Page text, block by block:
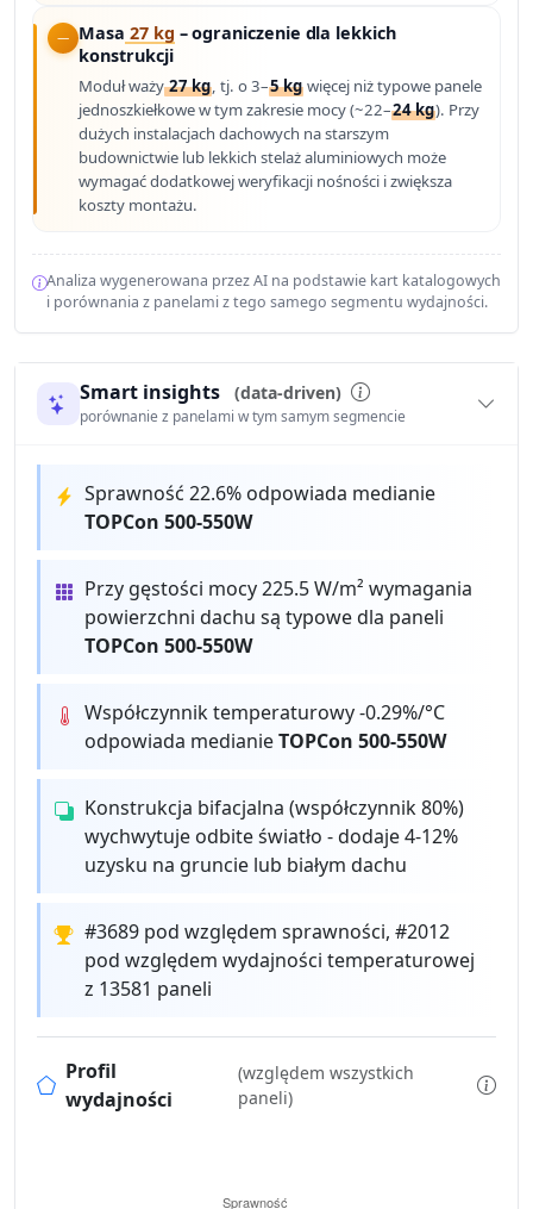
Masa 27 kg – ograniczenie dla lekkich
konstrukcji
Moduł waży27 kg, tj. o 3–5 kg więcej niż typowe panele
jednoszkiełkowe w tym zakresie mocy (~22–24 kg). Przy
dużych instalacjach dachowych na starszym
budownictwie lub lekkich stelaż aluminiowych może
wymagać dodatkowej weryfikacji nośności i zwiększa
koszty montażu.
Analiza wygenerowana przez AI na podstawie kart katalogowych
i porównania z panelami z tego samego segmentu wydajności.
Smart insights (data-driven)
porównanie z panelami w tym samym segmencie
Sprawność 22.6% odpowiada medianie
TOPCon 500-550W
Przy gęstości mocy 225.5 W/m² wymagania
powierzchni dachu są typowe dla paneli
TOPCon 500-550W
Współczynnik temperaturowy -0.29%/°C
odpowiada medianieTOPCon 500-550W
Konstrukcja bifacjalna (współczynnik 80%)
wychwytuje odbite światło - dodaje 4-12%
uzysku na gruncie lub białym dachu
#3689 pod względem sprawności, #2012
pod względem wydajności temperaturowej
z 13581 paneli
Profil
wydajności
(względem wszystkich
paneli)